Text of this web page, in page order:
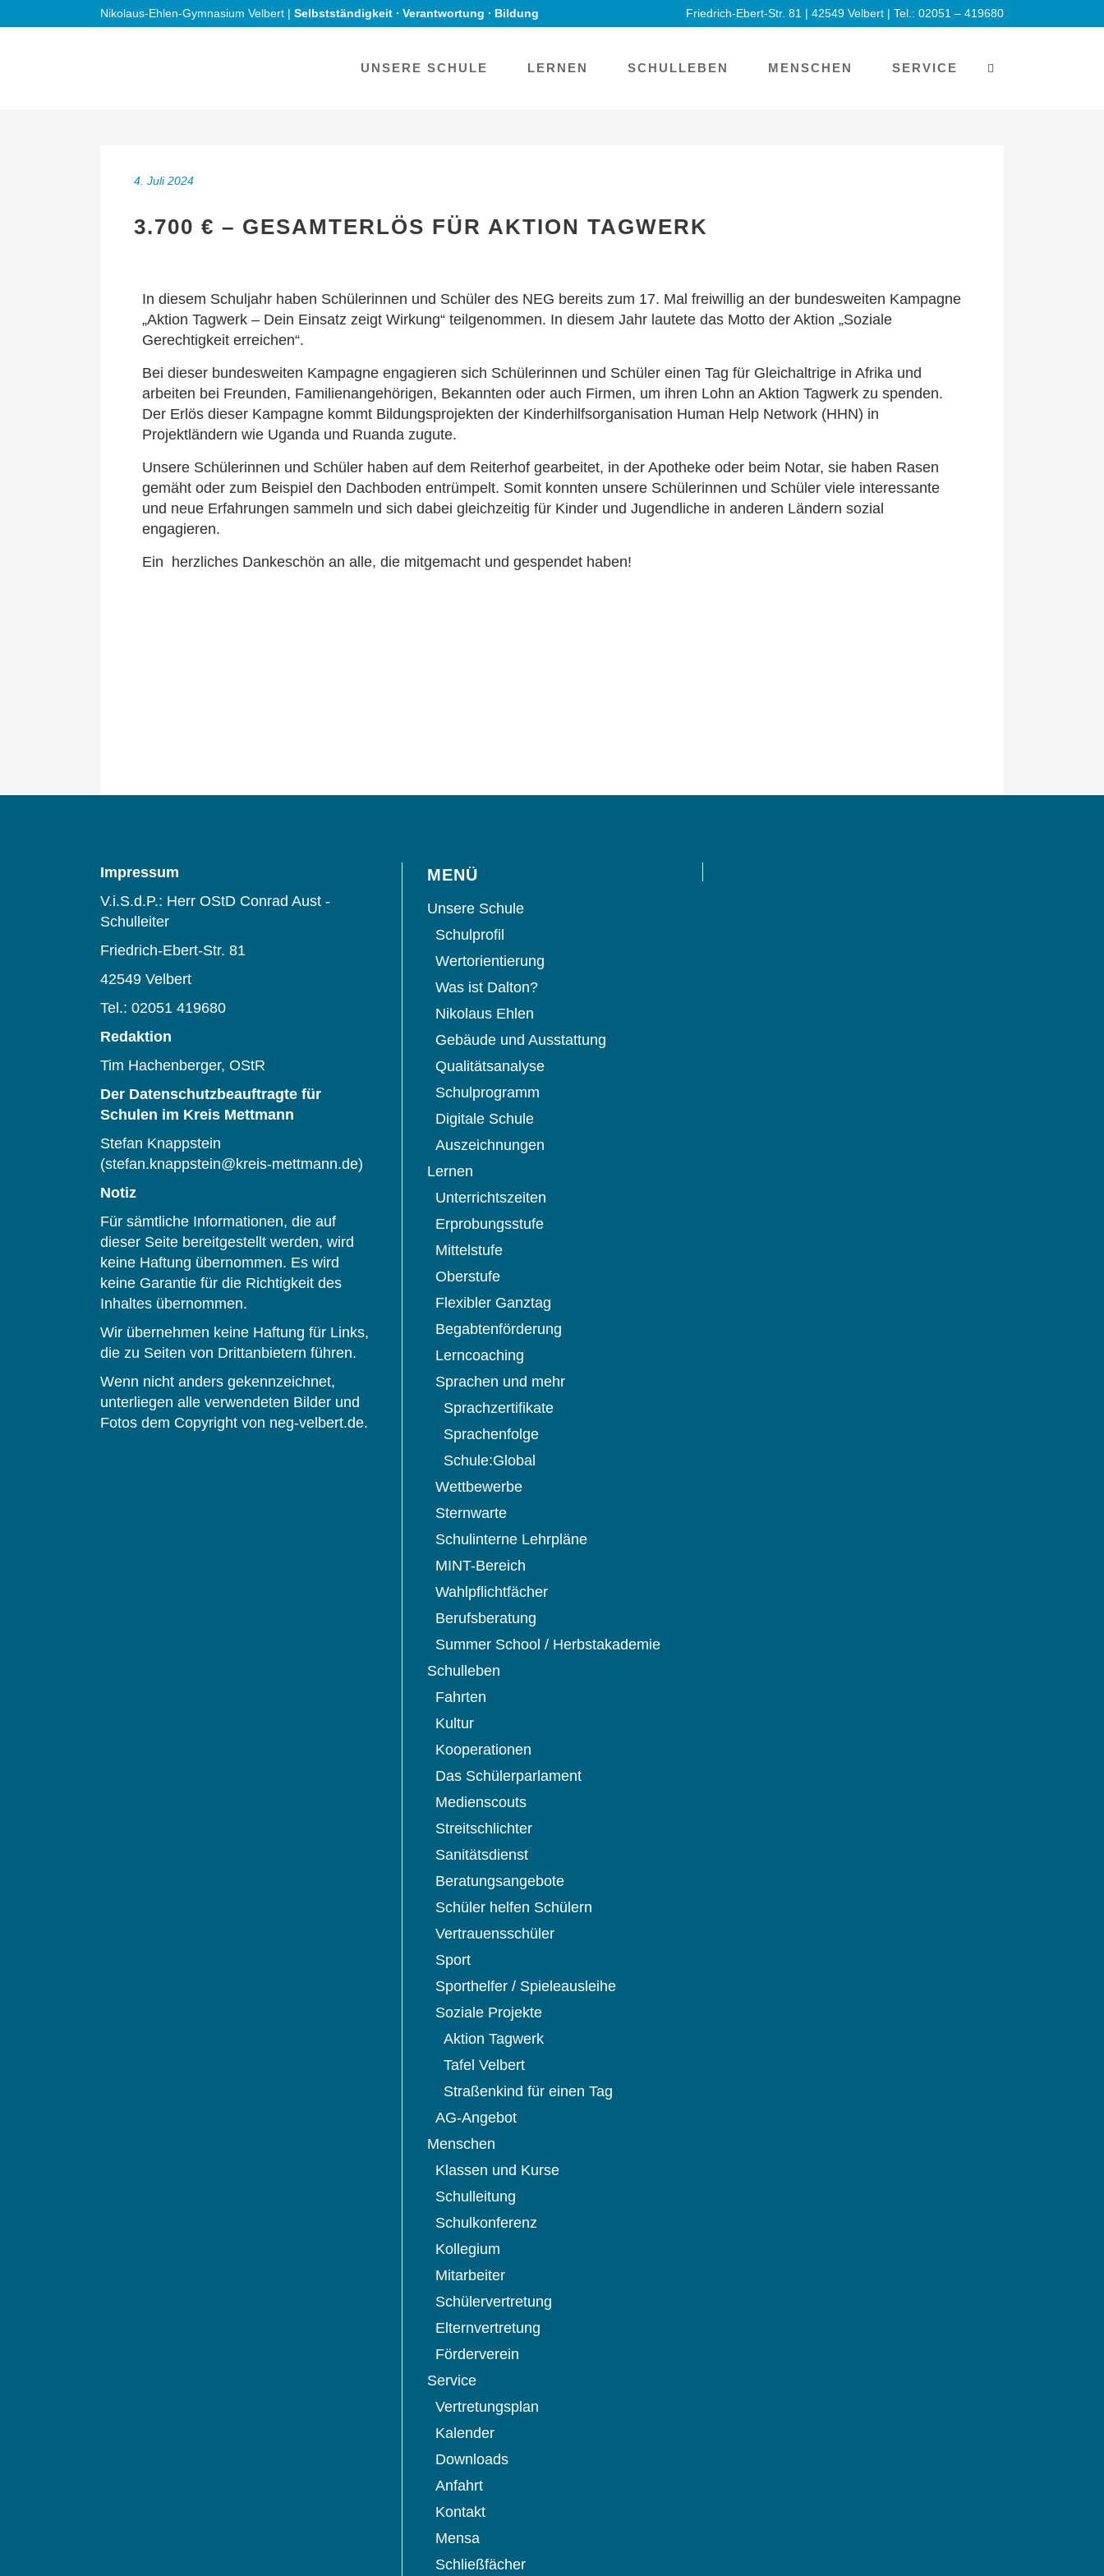
Nikolaus-Ehlen-Gymnasium Velbert | Selbstständigkeit ∙ Verantwortung ∙ Bildung Friedrich-Ebert-Str. 81 | 42549 Velbert | Tel.: 02051 – 419680
UNSERE SCHULE LERNEN SCHULLEBEN MENSCHEN SERVICE
4. Juli 2024
3.700 € – GESAMTERLÖS FÜR AKTION TAGWERK
In diesem Schuljahr haben Schülerinnen und Schüler des NEG bereits zum 17. Mal freiwillig an der bundesweiten Kampagne
„Aktion Tagwerk – Dein Einsatz zeigt Wirkung“ teilgenommen. In diesem Jahr lautete das Motto der Aktion „Soziale
Gerechtigkeit erreichen“.
Bei dieser bundesweiten Kampagne engagieren sich Schülerinnen und Schüler einen Tag für Gleichaltrige in Afrika und
arbeiten bei Freunden, Familienangehörigen, Bekannten oder auch Firmen, um ihren Lohn an Aktion Tagwerk zu spenden.
Der Erlös dieser Kampagne kommt Bildungsprojekten der Kinderhilfsorganisation Human Help Network (HHN) in
Projektländern wie Uganda und Ruanda zugute.
Unsere Schülerinnen und Schüler haben auf dem Reiterhof gearbeitet, in der Apotheke oder beim Notar, sie haben Rasen
gemäht oder zum Beispiel den Dachboden entrümpelt. Somit konnten unsere Schülerinnen und Schüler viele interessante
und neue Erfahrungen sammeln und sich dabei gleichzeitig für Kinder und Jugendliche in anderen Ländern sozial
engagieren.
Ein herzliches Dankeschön an alle, die mitgemacht und gespendet haben!
Impressum
V.i.S.d.P.: Herr OStD Conrad Aust -
Schulleiter
Friedrich-Ebert-Str. 81
42549 Velbert
Tel.: 02051 419680
Redaktion
Tim Hachenberger, OStR
Der Datenschutzbeauftragte für
Schulen im Kreis Mettmann
Stefan Knappstein
(stefan.knappstein@kreis-mettmann.de)
Notiz
Für sämtliche Informationen, die auf
dieser Seite bereitgestellt werden, wird
keine Haftung übernommen. Es wird
keine Garantie für die Richtigkeit des
Inhaltes übernommen.
Wir übernehmen keine Haftung für Links,
die zu Seiten von Drittanbietern führen.
Wenn nicht anders gekennzeichnet,
unterliegen alle verwendeten Bilder und
Fotos dem Copyright von neg-velbert.de.
MENÜ
Unsere Schule
Schulprofil
Wertorientierung
Was ist Dalton?
Nikolaus Ehlen
Gebäude und Ausstattung
Qualitätsanalyse
Schulprogramm
Digitale Schule
Auszeichnungen
Lernen
Unterrichtszeiten
Erprobungsstufe
Mittelstufe
Oberstufe
Flexibler Ganztag
Begabtenförderung
Lerncoaching
Sprachen und mehr
Sprachzertifikate
Sprachenfolge
Schule:Global
Wettbewerbe
Sternwarte
Schulinterne Lehrpläne
MINT-Bereich
Wahlpflichtfächer
Berufsberatung
Summer School / Herbstakademie
Schulleben
Fahrten
Kultur
Kooperationen
Das Schülerparlament
Medienscouts
Streitschlichter
Sanitätsdienst
Beratungsangebote
Schüler helfen Schülern
Vertrauensschüler
Sport
Sporthelfer / Spieleausleihe
Soziale Projekte
Aktion Tagwerk
Tafel Velbert
Straßenkind für einen Tag
AG-Angebot
Menschen
Klassen und Kurse
Schulleitung
Schulkonferenz
Kollegium
Mitarbeiter
Schülervertretung
Elternvertretung
Förderverein
Service
Vertretungsplan
Kalender
Downloads
Anfahrt
Kontakt
Mensa
Schließfächer